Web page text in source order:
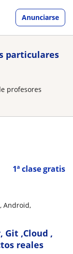
Anunciarse
particulares
profesores
1ª clase gratis
Android,
Git ,Cloud ,
reales